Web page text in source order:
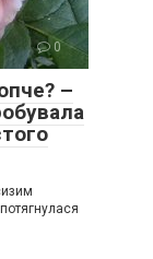
0
–